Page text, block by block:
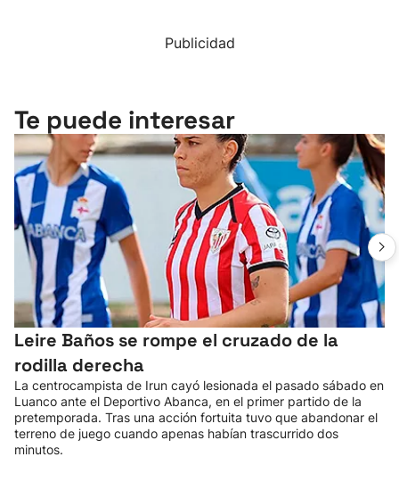
Publicidad
Te puede interesar
Leire Baños se rompe el cruzado de la
rodilla derecha
La centrocampista de Irun cayó lesionada el pasado sábado en
Luanco ante el Deportivo Abanca, en el primer partido de la
pretemporada. Tras una acción fortuita tuvo que abandonar el
terreno de juego cuando apenas habían trascurrido dos
minutos.